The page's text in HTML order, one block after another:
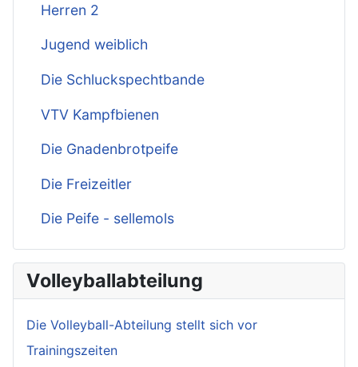
Herren 2
Jugend weiblich
Die Schluckspechtbande
VTV Kampfbienen
Die Gnadenbrotpeife
Die Freizeitler
Die Peife - sellemols
Volleyballabteilung
Die Volleyball-Abteilung stellt sich vor
Trainingszeiten